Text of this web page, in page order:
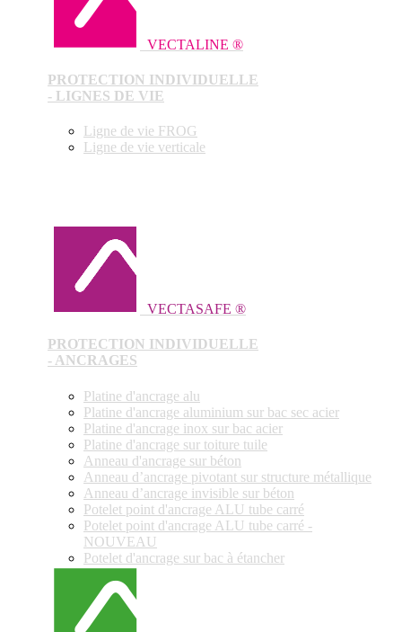
VECTALINE ®
PROTECTION INDIVIDUELLE
- LIGNES DE VIE
Ligne de vie FROG
Ligne de vie verticale
VECTASAFE ®
PROTECTION INDIVIDUELLE
- ANCRAGES
Platine d'ancrage alu
Platine d'ancrage aluminium sur bac sec acier
Platine d'ancrage inox sur bac acier
Platine d'ancrage sur toiture tuile
Anneau d'ancrage sur béton
Anneau d’ancrage pivotant sur structure métallique
Anneau d’ancrage invisible sur béton
Potelet point d'ancrage ALU tube carré
Potelet point d'ancrage ALU tube carré -
NOUVEAU
Potelet d'ancrage sur bac à étancher